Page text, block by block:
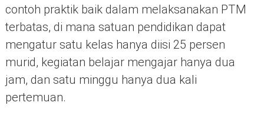
contoh praktik baik dalam melaksanakan PTM
terbatas, di mana satuan pendidikan dapat
mengatur satu kelas hanya diisi 25 persen
murid, kegiatan belajar mengajar hanya dua
jam, dan satu minggu hanya dua kali
pertemuan.